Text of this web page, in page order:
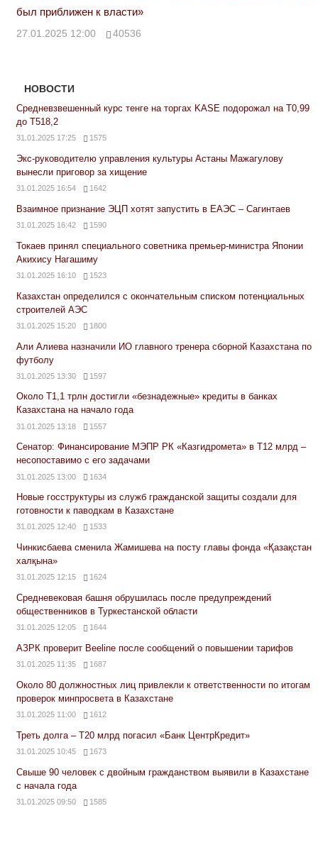
был приближен к власти»
27.01.2025 12:00 40536
НОВОСТИ
Средневзвешенный курс тенге на торгах KASE подорожал на Т0,99
до Т518,2
31.01.2025 17:25 1575
Экс-руководителю управления культуры Астаны Мажагулову
вынесли приговор за хищение
31.01.2025 16:54 1642
Взаимное признание ЭЦП хотят запустить в ЕАЭС – Сагинтаев
31.01.2025 16:42 1590
Токаев принял специального советника премьер-министра Японии
Акихису Нагашиму
31.01.2025 16:10 1523
Казахстан определился с окончательным списком потенциальных
строителей АЭС
31.01.2025 15:20 1800
Али Алиева назначили ИО главного тренера сборной Казахстана по
футболу
31.01.2025 13:30 1597
Около Т1,1 трлн достигли «безнадежные» кредиты в банках
Казахстана на начало года
31.01.2025 13:18 1557
Сенатор: Финансирование МЭПР РК «Казгидромета» в Т12 млрд –
несопоставимо с его задачами
31.01.2025 13:00 1634
Новые госструктуры из служб гражданской защиты создали для
готовности к паводкам в Казахстане
31.01.2025 12:40 1533
Чинкисбаева сменила Жамишева на посту главы фонда «Қазақстан
халқына»
31.01.2025 12:15 1624
Средневековая башня обрушилась после предупреждений
общественников в Туркестанской области
31.01.2025 12:05 1644
АЗРК проверит Beeline после сообщений о повышении тарифов
31.01.2025 11:35 1687
Около 80 должностных лиц привлекли к ответственности по итогам
проверок минпросвета в Казахстане
31.01.2025 11:00 1612
Треть долга – Т20 млрд погасил «Банк ЦентрКредит»
31.01.2025 10:45 1673
Свыше 90 человек с двойным гражданством выявили в Казахстане
с начала года
31.01.2025 09:50 1585